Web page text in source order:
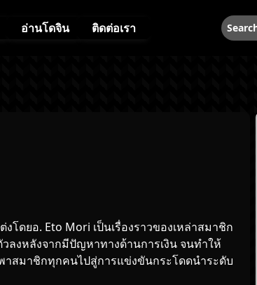
อ่านโดจิน ติดต่อเรา ค้นหา
ดยอ. Eto Mori เป็นเรื่องราวของเหล่าสมาชิก
ลงหลังจากมีปัญหาทางด้านการเงิน จนทำให้
าสมาชิกทุกคนไปสู่การแข่งขันกระโดดนำระดับ